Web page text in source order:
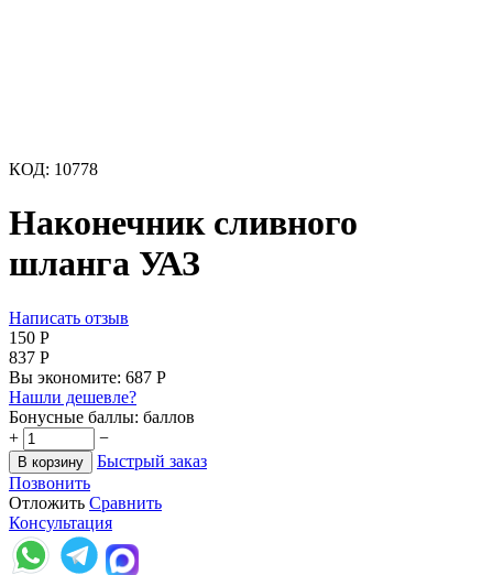
КОД: 10778
Наконечник сливного
шланга УАЗ
Написать отзыв
‍150‍ Р
‍837‍ Р
Вы экономите: 687 Р
Нашли дешевле?
Бонусные баллы: баллов
+
−
В корзину
Быстрый заказ
Позвонить
Отложить Сравнить
Консультация